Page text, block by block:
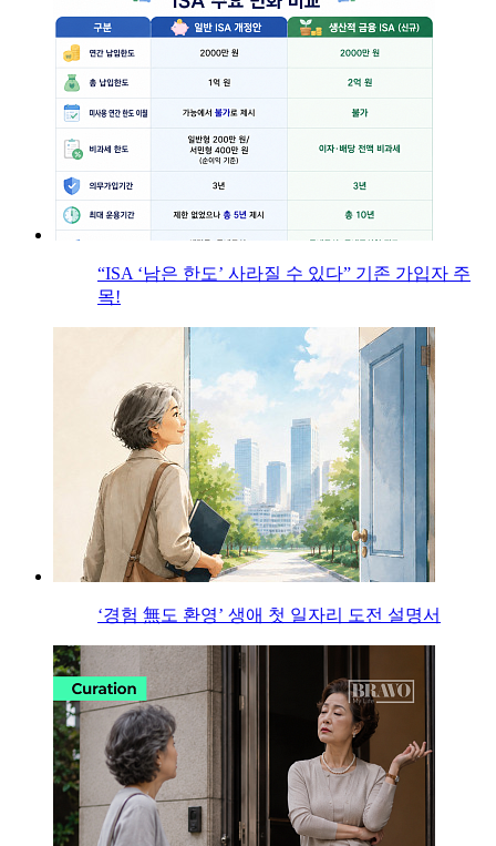
“ISA ‘남은 한도’ 사라질 수 있다” 기존 가입자 주
목!
‘경험 無도 환영’ 생애 첫 일자리 도전 설명서